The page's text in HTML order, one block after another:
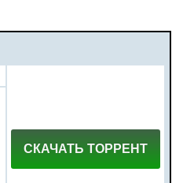
СКАЧАТЬ ТОРРЕНТ